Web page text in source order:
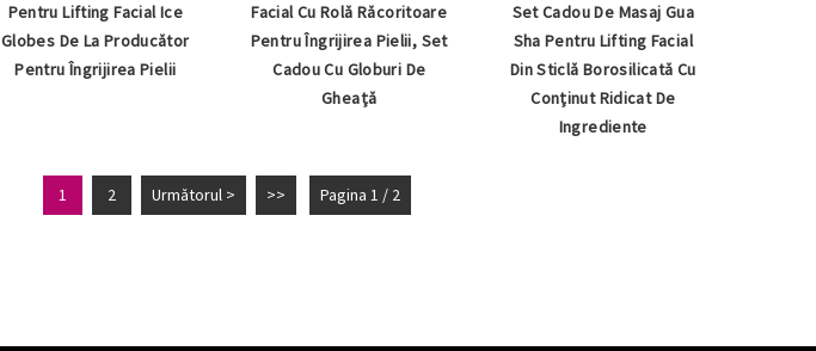
Pentru Lifting Facial Ice
Globes De La Producător
Pentru Îngrijirea Pielii
Facial Cu Rolă Răcoritoare
Pentru Îngrijirea Pielii, Set
Cadou Cu Globuri De
Gheață
Set Cadou De Masaj Gua
Sha Pentru Lifting Facial
Din Sticlă Borosilicată Cu
Conținut Ridicat De
Ingrediente
1 2 Următorul > >> Pagina 1 / 2